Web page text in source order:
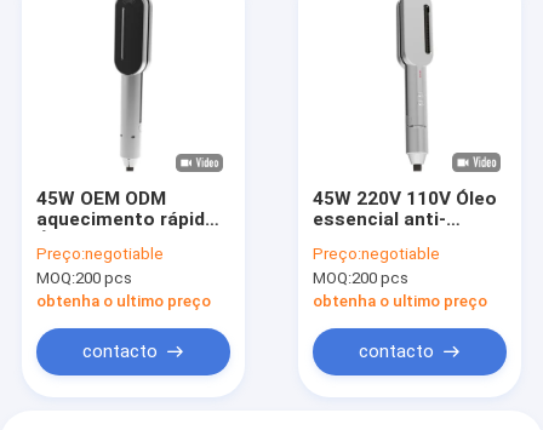
45W OEM ODM
aquecimento rápido
essencial de cabelo
Revair Tecnologia 3
em 1 alisador de
Preço:negotiable
MOQ:200 pcs
obtenha o ultimo preço
contacto
45W 220V 110V Óleo
essencial anti-
Profissional de
cuidados com o
cabelo de
endireitar o cabelo
Preço:negotiable
MOQ:200 pcs
obtenha o ultimo preço
contacto